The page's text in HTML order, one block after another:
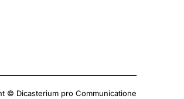
© Dicasterium pro Communicatione